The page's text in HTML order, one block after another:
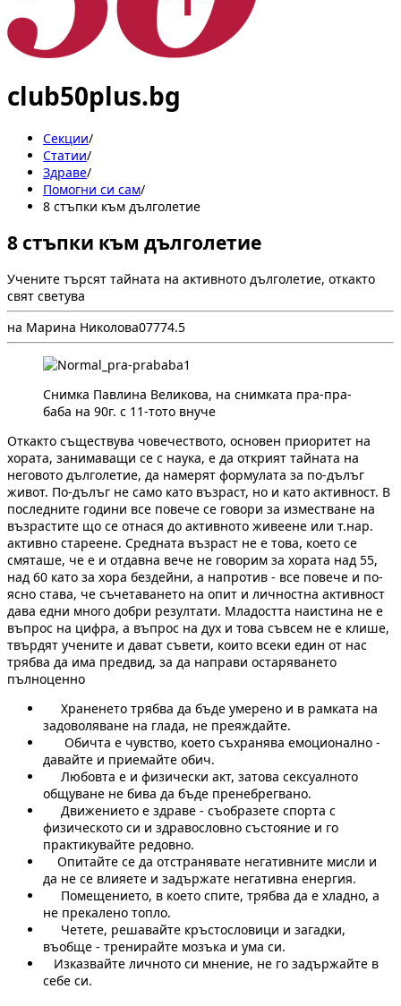
club50plus.bg
Секции/
Статии/
Здраве/
Помогни си сам/
8 стъпки към дълголетие
8 стъпки към дълголетие
Учените търсят тайната на активното дълголетие, откакто
свят светува
на Марина Николова07774.5
Снимка Павлина Великова, на снимката пра-пра-
баба на 90г. с 11-тото внуче
Откакто съществува човечеството, основен приоритет на
хората, занимаващи се с наука, е да открият тайната на
неговото дълголетие, да намерят формулата за по-дълъг
живот. По-дълъг не само като възраст, но и като активност. В
последните години все повече се говори за изместване на
възрастите що се отнася до активното живеене или т.нар.
активно стареене. Средната възраст не е това, което се
смяташе, че е и отдавна вече не говорим за хората над 55,
над 60 като за хора бездейни, а напротив - все повече и по-
ясно става, че съчетаването на опит и личностна активност
дава едни много добри резултати. Младостта наистина не е
въпрос на цифра, а въпрос на дух и това съвсем не е клише,
твърдят учените и дават съвети, които всеки един от нас
трябва да има предвид, за да направи остаряването
пълноценно
Храненето трябва да бъде умерено и в рамката на
задоволяване на глада, не преяждайте.
Обичта е чувство, което съхранява емоционално -
давайте и приемайте обич.
Любовта е и физически акт, затова сексуалното
общуване не бива да бъде пренебрегвано.
Движението е здраве - съобразете спорта с
физическото си и здравословно състояние и го
практикувайте редовно.
Опитайте се да отстранявате негативните мисли и
да не се влияете и задържате негативна енергия.
Помещението, в което спите, трябва да е хладно, а
не прекалено топло.
Четете, решавайте кръстословици и загадки,
въобще - тренирайте мозъка и ума си.
Изказвайте личното си мнение, не го задържайте в
себе си.